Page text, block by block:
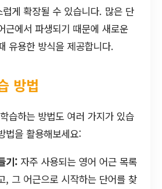
게 확장될 수 있습니다. 많은 단
근에서 파생되기 때문에 새로운
유용한 방식을 제공합니다.
방법
습하는 방법도 여러 가지가 있습
법을 활용해보세요:
기: 자주 사용되는 영어 어근 목록
, 그 어근으로 시작하는 단어를 찾